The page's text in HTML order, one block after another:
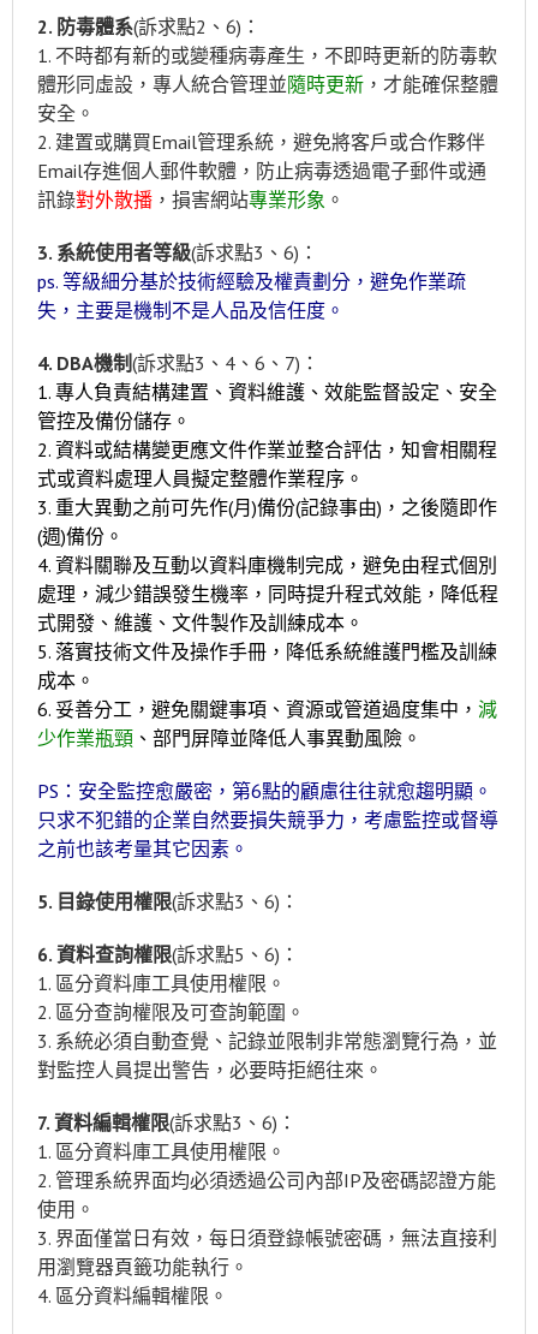
2. 防毒體系(訴求點2、6)：
1. 不時都有新的或變種病毒產生，不即時更新的防毒軟
體形同虛設，專人統合管理並隨時更新 ，才能確保整體
安全。
2. 建置或購買Email管理系統，避免將客戶或合作夥伴
Email存進個人郵件軟體，防止病毒透過電子郵件或通
訊錄對外散播 ，損害網站專業形象 。
3. 系統使用者等級(訴求點3、6)：
ps. 等級細分基於技術經驗及權責劃分，避免作業疏
失，主要是機制不是人品及信任度。
4. DBA機制(訴求點3、4、6、7)：
1. 專人負責結構建置、資料維護、效能監督設定、安全
管控及備份儲存。
2. 資料或結構變更應文件作業並整合評估，知會相關程
式或資料處理人員擬定整體作業程序。
3. 重大異動之前可先作(月)備份(記錄事由)，之後隨即作
(週)備份。
4. 資料關聯及互動以資料庫機制完成，避免由程式個別
處理，減少錯誤發生機率，同時提升程式效能，降低程
式開發、維護、文件製作及訓練成本。
5. 落實技術文件及操作手冊，降低系統維護門檻及訓練
成本。
6. 妥善分工，避免關鍵事項、資源或管道過度集中， 減
少作業瓶頸 、部門屏障並降低人事異動風險。
PS：安全監控愈嚴密，第6點的顧慮往往就愈趨明顯。
只求不犯錯的企業自然要損失競爭力，考慮監控或督導
之前也該考量其它因素 。
5. 目錄使用權限(訴求點3、6)：
6. 資料查詢權限(訴求點5、6)：
1. 區分資料庫工具使用權限。
2. 區分查詢權限及可查詢範圍。
3. 系統必須自動查覺、記錄並限制非常態瀏覽行為，並
對監控人員提出警告，必要時拒絕往來。
7. 資料編輯權限(訴求點3、6)：
1. 區分資料庫工具使用權限。
2. 管理系統界面均必須透過公司內部IP及密碼認證方能
使用。
3. 界面僅當日有效，每日須登錄帳號密碼，無法直接利
用瀏覽器頁籤功能執行。
4. 區分資料編輯權限。